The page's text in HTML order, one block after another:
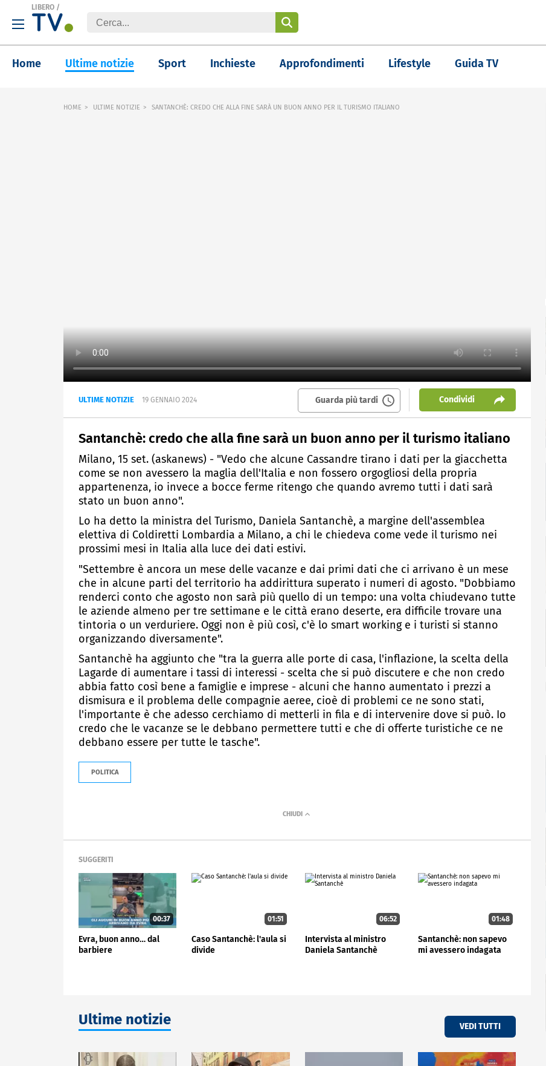
LIBERO /
Home Ultime notizie Sport Inchieste Approfondimenti Lifestyle Guida TV
HOME ULTIME NOTIZIE SANTANCHÈ: CREDO CHE ALLA FINE SARÀ UN BUON ANNO PER IL TURISMO ITALIANO
ULTIME NOTIZIE 19 GENNAIO 2024 Guarda più tardi Condividi
Santanchè: credo che alla fine sarà un buon anno per il turismo italiano
Milano, 15 set. (askanews) - "Vedo che alcune Cassandre tirano i dati per la giacchetta
come se non avessero la maglia dell'Italia e non fossero orgogliosi della propria
appartenenza, io invece a bocce ferme ritengo che quando avremo tutti i dati sarà
stato un buon anno".
Lo ha detto la ministra del Turismo, Daniela Santanchè, a margine dell'assemblea
elettiva di Coldiretti Lombardia a Milano, a chi le chiedeva come vede il turismo nei
prossimi mesi in Italia alla luce dei dati estivi.
"Settembre è ancora un mese delle vacanze e dai primi dati che ci arrivano è un mese
che in alcune parti del territorio ha addirittura superato i numeri di agosto. "Dobbiamo
renderci conto che agosto non sarà più quello di un tempo: una volta chiudevano tutte
le aziende almeno per tre settimane e le città erano deserte, era difficile trovare una
tintoria o un verduriere. Oggi non è più così, c'è lo smart working e i turisti si stanno
organizzando diversamente".
Santanchè ha aggiunto che "tra la guerra alle porte di casa, l'inflazione, la scelta della
Lagarde di aumentare i tassi di interessi - scelta che si può discutere e che non credo
abbia fatto così bene a famiglie e imprese - alcuni che hanno aumentato i prezzi a
dismisura e il problema delle compagnie aeree, cioè di problemi ce ne sono stati,
l'importante è che adesso cerchiamo di metterli in fila e di intervenire dove si può. Io
credo che le vacanze se le debbano permettere tutti e che di offerte turistiche ce ne
debbano essere per tutte le tasche".
POLITICA
SUGGERITI
00:37
Evra, buon anno… dal
barbiere
01:51
Caso Santanchè: l'aula si
divide
06:52
Intervista al ministro
Daniela Santanchè
01:48
Santanchè: non sapevo
mi avessero indagata
Ultime notizie VEDI TUTTI